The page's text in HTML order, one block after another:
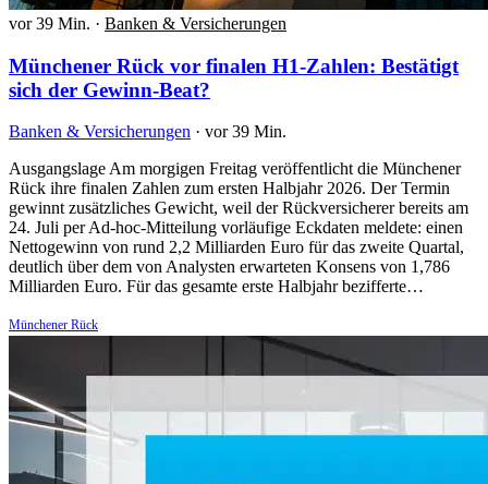
vor 39 Min. · Banken & Versicherungen
Münchener Rück vor finalen H1-Zahlen: Bestätigt
sich der Gewinn-Beat?
Banken & Versicherungen · vor 39 Min.
Ausgangslage Am morgigen Freitag veröffentlicht die Münchener
Rück ihre finalen Zahlen zum ersten Halbjahr 2026. Der Termin
gewinnt zusätzliches Gewicht, weil der Rückversicherer bereits am
24. Juli per Ad-hoc-Mitteilung vorläufige Eckdaten meldete: einen
Nettogewinn von rund 2,2 Milliarden Euro für das zweite Quartal,
deutlich über dem von Analysten erwarteten Konsens von 1,786
Milliarden Euro. Für das gesamte erste Halbjahr bezifferte…
Münchener Rück